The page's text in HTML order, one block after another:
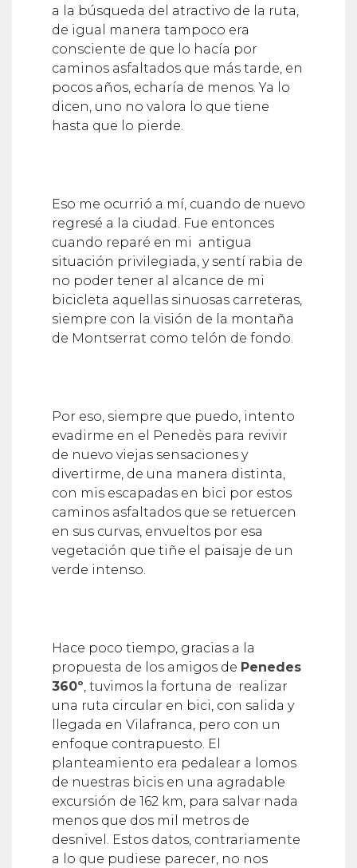
a la búsqueda del atractivo de la ruta,
de igual manera tampoco era
consciente de que lo hacía por
caminos asfaltados que más tarde, en
pocos años, echaría de menos. Ya lo
dicen, uno no valora lo que tiene
hasta que lo pierde.
Eso me ocurrió a mí, cuando de nuevo
regresé a la ciudad. Fue entonces
cuando reparé en mi antigua
situación privilegiada, y sentí rabia de
no poder tener al alcance de mi
bicicleta aquellas sinuosas carreteras,
siempre con la visión de la montaña
de Montserrat como telón de fondo.
Por eso, siempre que puedo, intento
evadirme en el Penedès para revivir
de nuevo viejas sensaciones y
divertirme, de una manera distinta,
con mis escapadas en bici por estos
caminos asfaltados que se retuercen
en sus curvas, envueltos por esa
vegetación que tiñe el paisaje de un
verde intenso.
Hace poco tiempo, gracias a la
propuesta de los amigos de Penedes
360º , tuvimos la fortuna de realizar
una ruta circular en bici, con salida y
llegada en Vilafranca, pero con un
enfoque contrapuesto. El
planteamiento era pedalear a lomos
de nuestras bicis en una agradable
excursión de 162 km, para salvar nada
menos que dos mil metros de
desnivel. Estos datos, contrariamente
a lo que pudiese parecer, no nos